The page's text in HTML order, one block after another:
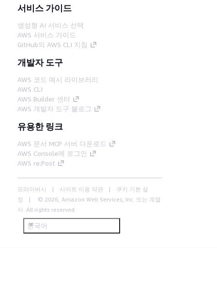
서비스 가이드
생성형 AI 서비스 선택
AWS 서비스 가이드
GitHub의 AWS CLI 지침
개발자 도구
AWS 코드 예시 라이브러리
AWS CLI
AWS Builder 센터
AWS 개발자 도구 블로그
유용한 링크
AWS 문서 MCP 서버 다운로드
AWS Console에 로그인
AWS re:Post
프라이버시 사이트 이용 약관
쿠키 기본 설
정
© 2026, Amazon Web Services, Inc. 또는 계열
사. All rights reserved.
한국어